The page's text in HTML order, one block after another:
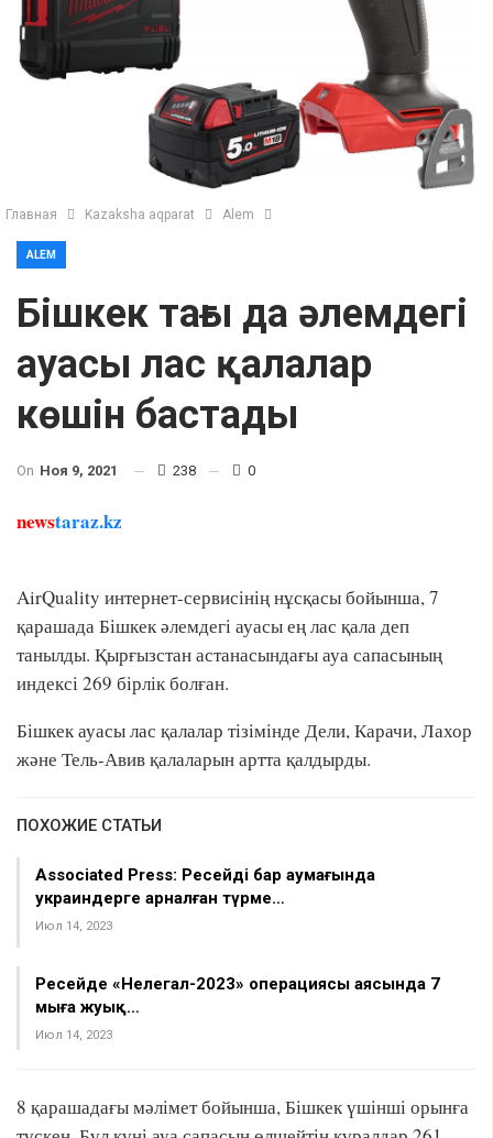
Главная Kazaksha aqparat Alem
ALEM
Бішкек тағы да әлемдегі
ауасы лас қалалар
көшін бастады
On Ноя 9, 2021 238 0
newstaraz.kz
AirQuality интернет-сервисінің нұсқасы бойынша, 7
қарашада Бішкек әлемдегі ауасы ең лас қала деп
танылды. Қырғызстан астанасындағы ауа сапасының
индексі 269 бірлік болған.
Бішкек ауасы лас қалалар тізімінде Дели, Карачи, Лахор
және Тель-Авив қалаларын артта қалдырды.
ПОХОЖИЕ СТАТЬИ
Associated Press: Ресейдің бар аумағында
украиндерге арналған түрме…
Июл 14, 2023
Ресейде «Нелегал-2023» операциясы аясында 7
мыңға жуық…
Июл 14, 2023
8 қарашадағы мәлімет бойынша, Бішкек үшінші орынға